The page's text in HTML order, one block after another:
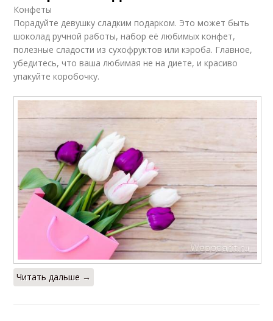
Конфеты
Порадуйте девушку сладким подарком. Это может быть
шоколад ручной работы, набор её любимых конфет,
полезные сладости из сухофруктов или кэроба. Главное,
убедитесь, что ваша любимая не на диете, и красиво
упакуйте коробочку.
Читать дальше →